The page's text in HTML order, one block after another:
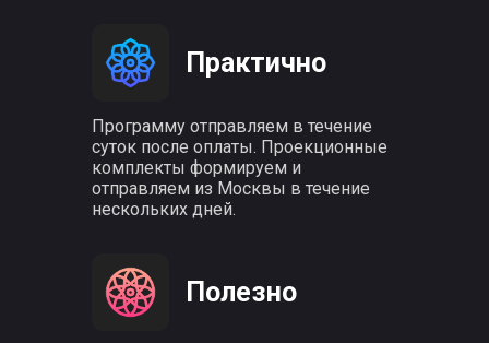
Практично
Программу отправляем в течение
суток после оплаты. Проекционные
комплекты формируем и
отправляем из Москвы в течение
нескольких дней.
Полезно